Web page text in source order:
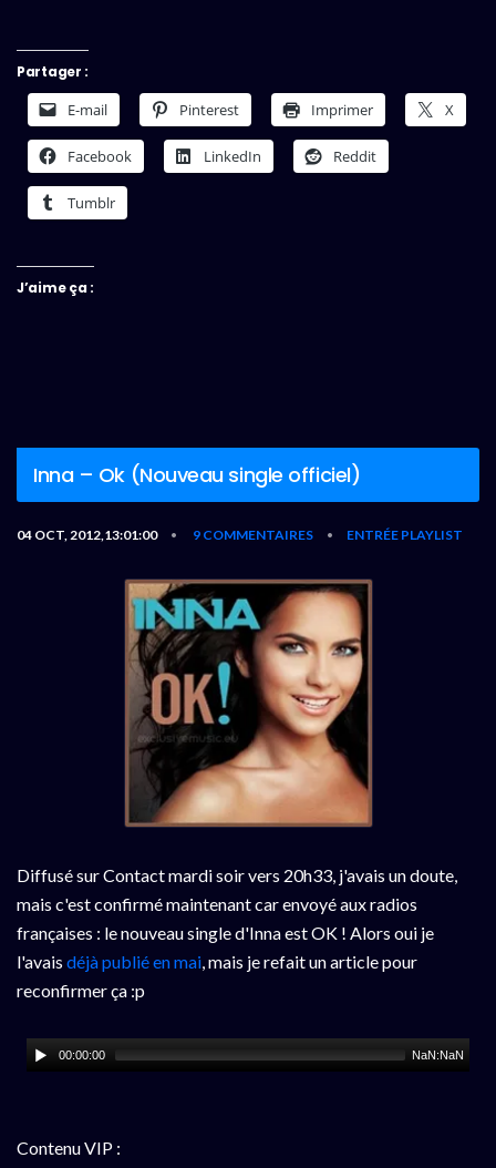
Partager :
E-mail Pinterest Imprimer X
Facebook LinkedIn Reddit
Tumblr
J’aime ça :
Inna – Ok (Nouveau single officiel)
04 OCT, 2012,13:01:00 • 9 COMMENTAIRES • ENTRÉE PLAYLIST
Diffusé sur Contact mardi soir vers 20h33, j'avais un doute,
mais c'est confirmé maintenant car envoyé aux radios
françaises : le nouveau single d'Inna est OK ! Alors oui je
l'avais déjà publié en mai, mais je refait un article pour
reconfirmer ça :p
00:00:00 NaN:NaN
Contenu VIP :